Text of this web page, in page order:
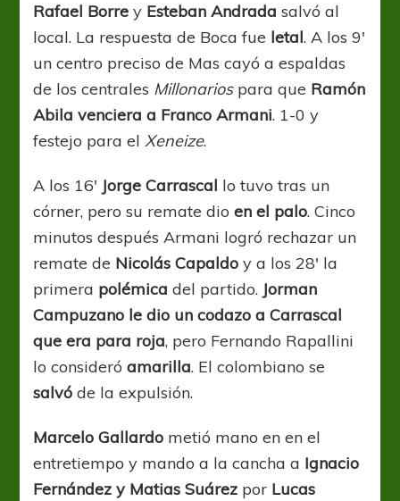
Rafael Borre y Esteban Andrada salvó al
local. La respuesta de Boca fue letal. A los 9′
un centro preciso de Mas cayó a espaldas
de los centrales Millonariospara que Ramón
Abila venciera a Franco Armani. 1-0 y
festejo para elXeneize.
A los 16′ Jorge Carrascal lo tuvo tras un
córner, pero su remate dioen el palo. Cinco
minutos después Armani logró rechazar un
remate de Nicolás Capaldo y a los 28′ la
primera polémica del partido. Jorman
Campuzano le dio un codazo a Carrascal
que era para roja, pero Fernando Rapallini
lo consideróamarilla. El colombiano se
salvó de la expulsión.
Marcelo Gallardo metió mano en en el
entretiempo y mando a la cancha a Ignacio
Fernández y Matias Suárez por Lucas